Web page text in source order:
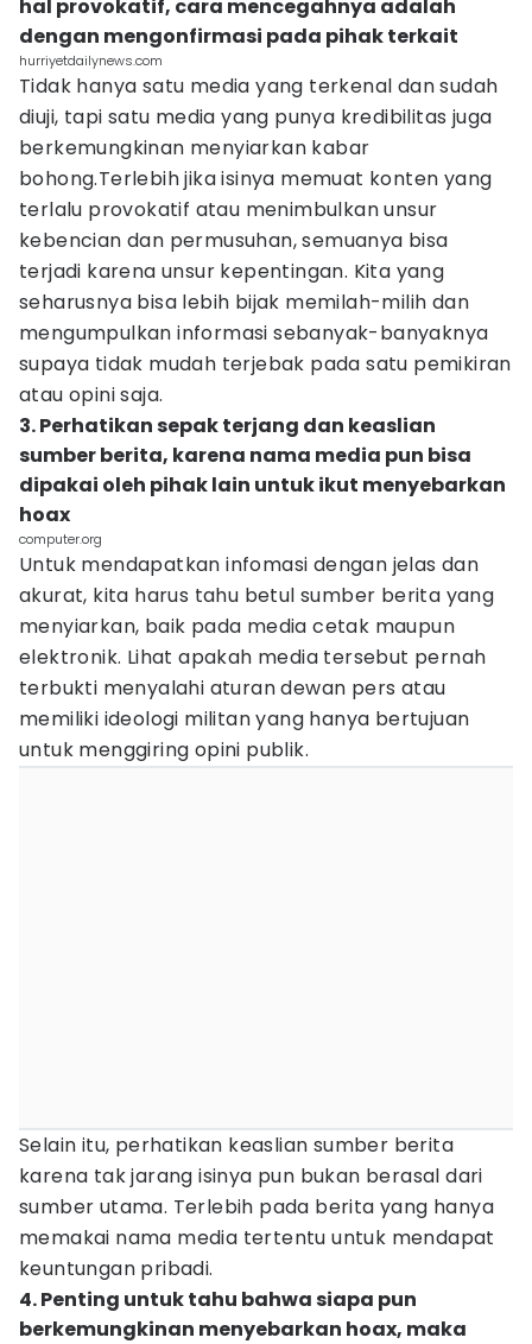
hal provokatif, cara mencegahnya adalah
dengan mengonfirmasi pada pihak terkait
hurriyetdailynews.com
Tidak hanya satu media yang terkenal dan sudah
diuji, tapi satu media yang punya kredibilitas juga
berkemungkinan menyiarkan kabar
bohong.Terlebih jika isinya memuat konten yang
terlalu provokatif atau menimbulkan unsur
kebencian dan permusuhan, semuanya bisa
terjadi karena unsur kepentingan. Kita yang
seharusnya bisa lebih bijak memilah-milih dan
mengumpulkan informasi sebanyak-banyaknya
supaya tidak mudah terjebak pada satu pemikiran
atau opini saja.
3. Perhatikan sepak terjang dan keaslian
sumber berita, karena nama media pun bisa
dipakai oleh pihak lain untuk ikut menyebarkan
hoax
computer.org
Untuk mendapatkan infomasi dengan jelas dan
akurat, kita harus tahu betul sumber berita yang
menyiarkan, baik pada media cetak maupun
elektronik. Lihat apakah media tersebut pernah
terbukti menyalahi aturan dewan pers atau
memiliki ideologi militan yang hanya bertujuan
untuk menggiring opini publik.
Selain itu, perhatikan keaslian sumber berita
karena tak jarang isinya pun bukan berasal dari
sumber utama. Terlebih pada berita yang hanya
memakai nama media tertentu untuk mendapat
keuntungan pribadi.
4. Penting untuk tahu bahwa siapa pun
berkemungkinan menyebarkan hoax, maka